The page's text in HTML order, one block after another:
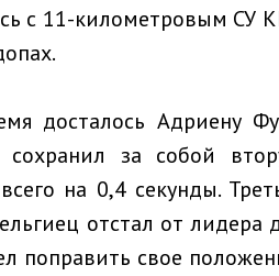
с 11-километровым СУ
досталось Адриену
сохранил за собой
на 0,4 секунды.
отстал от лидера
поправить свое